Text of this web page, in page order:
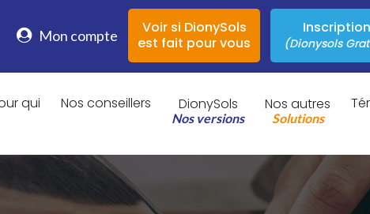
Mon compte
Voir si DionySols
est fait pour vous
Inscription
(Dionysols
qui Nos conseillers DionySols
Nos versions
Nos autres
Solutions